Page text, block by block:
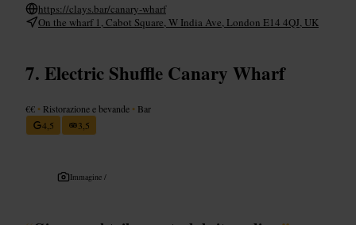
https://clays.bar/canary-wharf
On the wharf 1, Cabot Square, W India Ave, London E14 4QJ, UK
Electric Shuffle Canary Wharf
€€ • Ristorazione e bevande • Bar
4,5
3,5
Immagine /